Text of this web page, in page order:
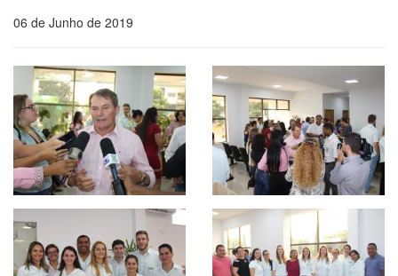
06 de Junho de 2019